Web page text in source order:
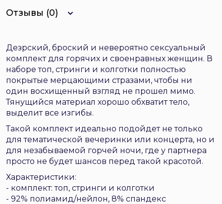
Отзывы (0)
Дезрский, броский и невероятно сексуальный
комплект для горячих и своенравных женщин. В
наборе топ, стринги и колготки полностью
покрытые мерцающими стразами, чтобы ни
один восхищенный взгляд не прошел мимо.
Тянущийся материал хорошо обхватит тело,
выделит все изгибы.
Такой комплект идеально подойдет не только
для тематической вечеринки или концерта, но и
для незабываемой горчей ночи, где у партнера
просто не будет шансов перед такой красотой.
Характеристики:
- комплект: топ, стринги и колготки
- 92% полиамид/нейлон, 8% спандекс